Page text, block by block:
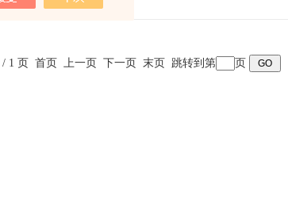
/ 1 页 首页 上一页 下一页 末页 跳转到第 页